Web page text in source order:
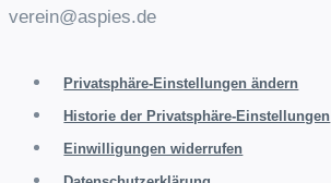
verein@aspies.de
Privatsphäre-Einstellungen ändern
Historie der Privatsphäre-Einstellungen
Einwilligungen widerrufen